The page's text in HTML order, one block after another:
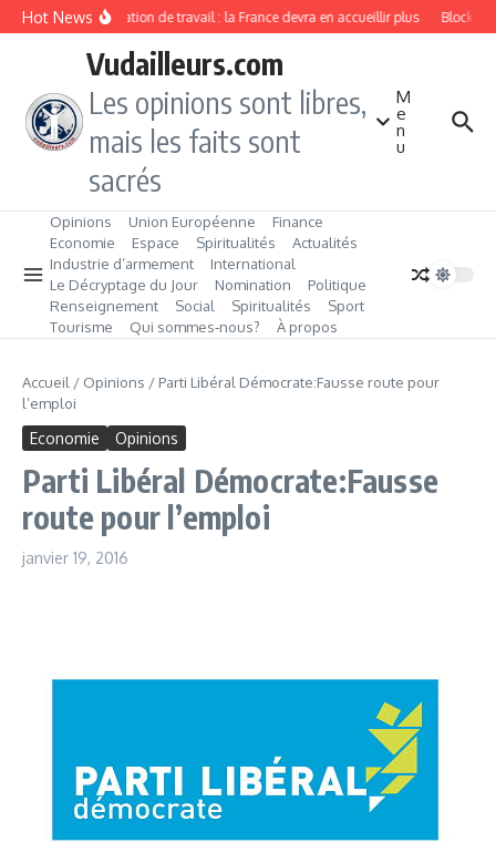
Aller au contenu
Hot NewsImmigration de travail : la France devra en accueillir plus
Vudailleurs.com
Les opinions sont libres,
mais les faits sont
sacrés
M
e
n
u
Opinions Union Européenne
Finance
Economie
Espace Spiritualités
Actualités
Industrie d’armement
International
Le Décryptage du Jour
Nomination
Politique
Renseignement
Social Spiritualités
Sport
Tourisme
Qui sommes‑nous? À propos
Accueil / Opinions / Parti Libéral Démocrate:Fausse route pour
l’emploi
Economie Opinions
Parti Libéral Démocrate:Fausse
route pour l’emploi
janvier 19, 2016